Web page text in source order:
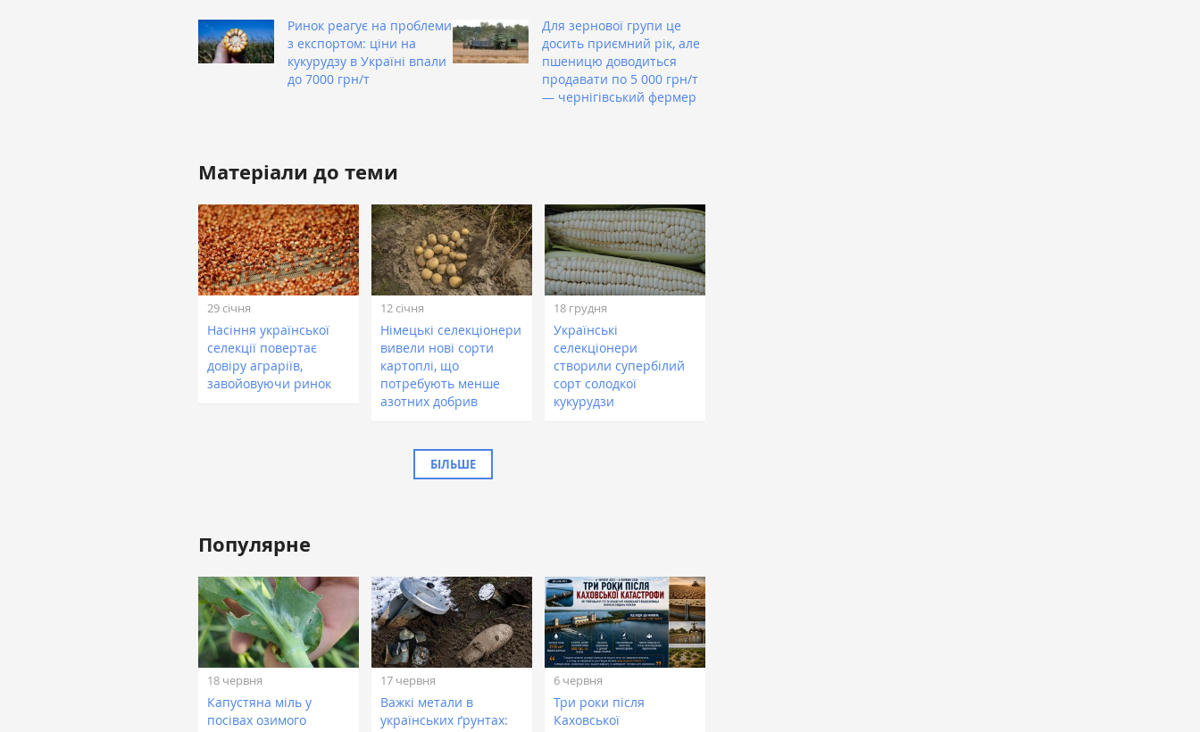
Ринок реагує на проблеми
з експортом: ціни на
кукурудзу в Україні впали
до 7000 грн/т
Для зернової групи це
досить приємний рік, але
пшеницю доводиться
продавати по 5 000 грн/т
— чернігівський фермер
Матеріали до теми
29 січня
Насіння української
селекції повертає
довіру аграріїв,
завойовуючи ринок
12 січня
Німецькі селекціонери
вивели нові сорти
картоплі, що
потребують менше
азотних добрив
18 грудня
Українські
селекціонери
створили супербілий
сорт солодкої
кукурудзи
БІЛЬШЕ
Популярне
18 червня
Капустяна міль у
посівах озимого
17 червня
Важкі метали в
українських ґрунтах:
6 червня
Три роки після
Каховської